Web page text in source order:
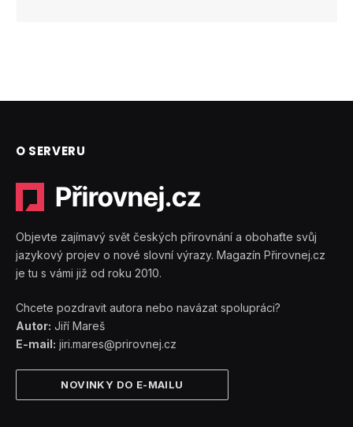
O SERVERU
Objevte zajímavý svět českých přirovnání a obohaťte svůj
jazykový projev o nové slovní výrazy. Magazín Přirovnej.cz
je tu s vámi již od roku 2010.
Chcete pozdravit autora nebo navázat spolupráci?
Autor: Jiří Mareš
E-mail: jiri.mares@prirovnej.cz
NOVINKY DO E-MAILU